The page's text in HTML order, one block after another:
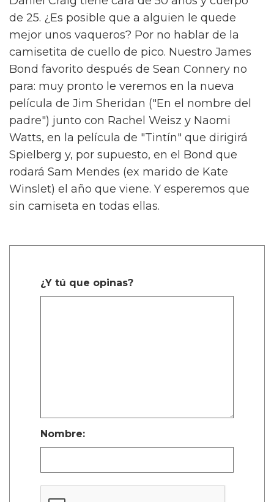
de 25. ¿Es posible que a alguien le quede
mejor unos vaqueros? Por no hablar de la
camisetita de cuello de pico. Nuestro James
Bond favorito después de Sean Connery no
para: muy pronto le veremos en la nueva
película de Jim Sheridan ("En el nombre del
padre") junto con Rachel Weisz y Naomi
Watts, en la película de "Tintín" que dirigirá
Spielberg y, por supuesto, en el Bond que
rodará Sam Mendes (ex marido de Kate
Winslet) el año que viene. Y esperemos que
sin camiseta en todas ellas.
¿Y tú que opinas?
Nombre: